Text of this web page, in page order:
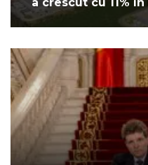
a crescut cu 11%